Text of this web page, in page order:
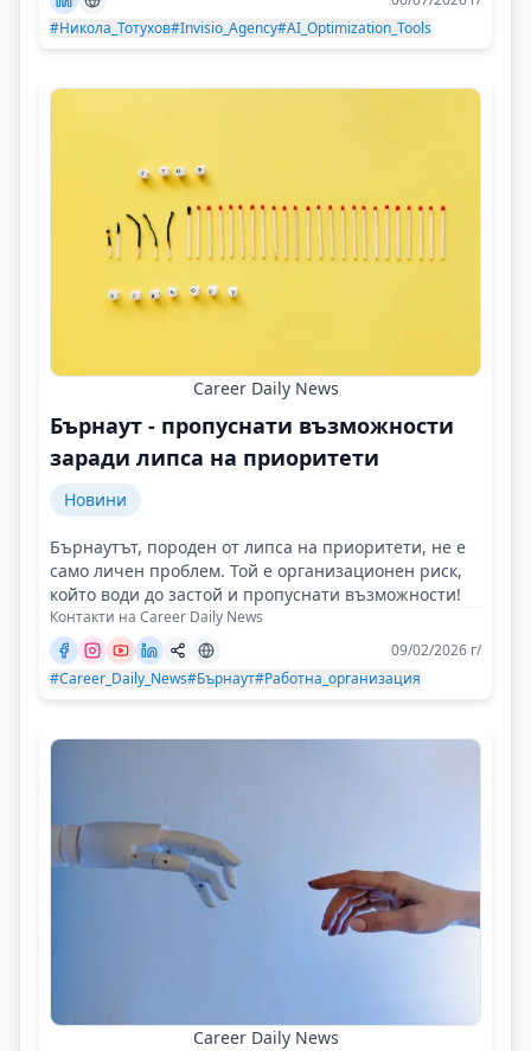
#Никола_Тотухов#Invisio_Agency#AI_Optimization_Tools
Career Daily News
Бърнаут - пропуснати възможности
заради липса на приоритети
Новини
Бърнаутът, породен от липса на приоритети, не е
само личен проблем. Той е организационен риск,
който води до застой и пропуснати възможности!
Контакти на Career Daily News
09/02/2026 г/
#Career_Daily_News#Бърнаут#Работна_организация
Career Daily News